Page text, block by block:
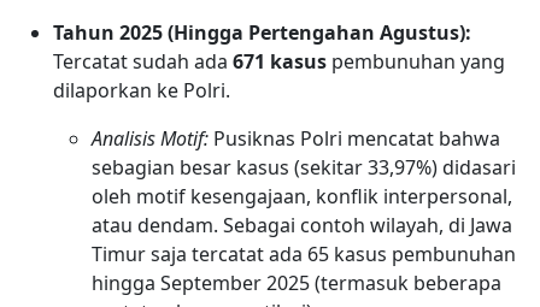
Tahun 2025 (Hingga Pertengahan Agustus):
Tercatat sudah ada 671 kasus pembunuhan yang
dilaporkan ke Polri.
Analisis Motif: Pusiknas Polri mencatat bahwa
sebagian besar kasus (sekitar 33,97%) didasari
oleh motif kesengajaan, konflik interpersonal,
atau dendam. Sebagai contoh wilayah, di Jawa
Timur saja tercatat ada 65 kasus pembunuhan
hingga September 2025 (termasuk beberapa